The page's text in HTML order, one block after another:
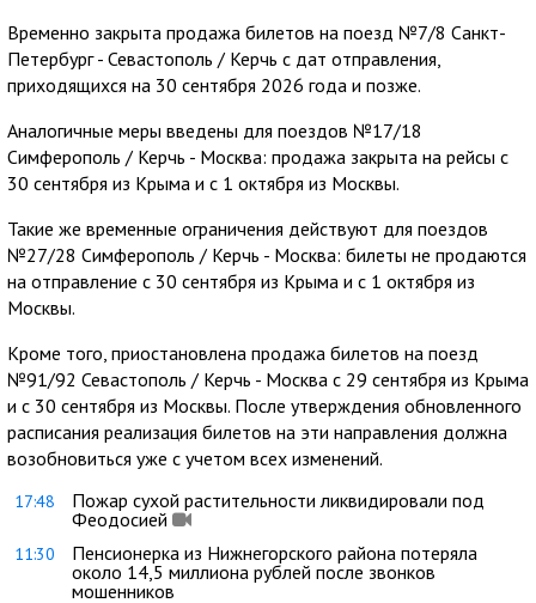
Временно закрыта продажа билетов на поезд №7/8 Санкт-
Петербург - Севастополь / Керчь с дат отправления,
приходящихся на 30 сентября 2026 года и позже.
Аналогичные меры введены для поездов №17/18
Симферополь / Керчь - Москва: продажа закрыта на рейсы с
30 сентября из Крыма и с 1 октября из Москвы.
Такие же временные ограничения действуют для поездов
№27/28 Симферополь / Керчь - Москва: билеты не продаются
на отправление с 30 сентября из Крыма и с 1 октября из
Москвы.
Кроме того, приостановлена продажа билетов на поезд
№91/92 Севастополь / Керчь - Москва с 29 сентября из Крыма
и с 30 сентября из Москвы. После утверждения обновленного
расписания реализация билетов на эти направления должна
возобновиться уже с учетом всех изменений.
17:48
Пожар сухой растительности ликвидировали под
Феодосией
11:30
Пенсионерка из Нижнегорского района потеряла
около 14,5 миллиона рублей после звонков
мошенников